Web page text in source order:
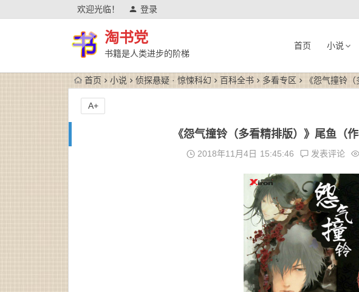
欢迎光临！ 登录
淘书党
书籍是人类进步的阶梯
首页 小说
首页 小说 侦探悬疑 · 惊悚科幻 百科全书 多看专区 《怨气撞铃
《怨气撞铃（多看精排版）》尾鱼（
2018年11月4日 15:45:46 发表评论
A+